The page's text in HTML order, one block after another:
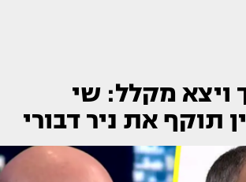
ויצא מקלל: שי
תוקף את ניר דבורי